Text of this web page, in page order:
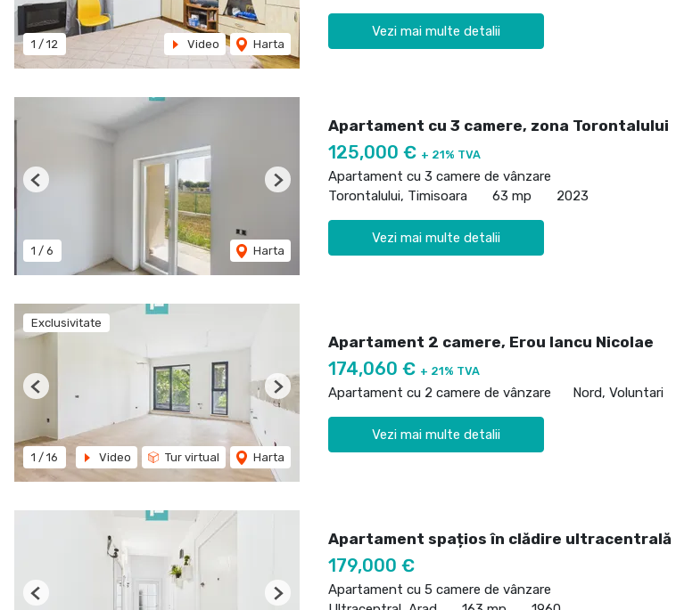
1 / 12 Video Harta
Vezi mai multe detalii
1 / 6 Harta
Previous Next
Apartament cu 3 camere, zona Torontalului
125,000 € + 21% TVA
Apartament cu 3 camere de vânzare
Torontalului, Timisoara
63 mp 2023
Vezi mai multe detalii
Exclusivitate
1 / 16 Video Tur virtual Harta
Previous Next
Apartament 2 camere, Erou Iancu Nicolae
174,060 € + 21% TVA
Apartament cu 2 camere de vânzare Nord, Voluntari
Vezi mai multe detalii
Previous Next
Apartament spațios în clădire ultracentrală
179,000 €
Apartament cu 5 camere de vânzare